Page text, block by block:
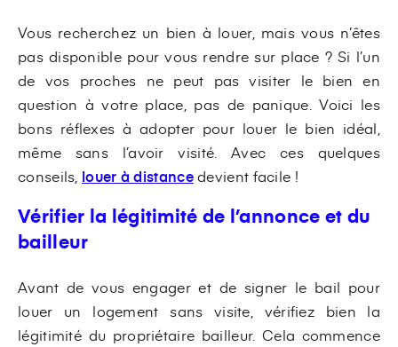
Vous recherchez un bien à louer, mais vous n’êtes
pas disponible pour vous rendre sur place ? Si l’un
de vos proches ne peut pas visiter le bien en
question à votre place, pas de panique. Voici les
bons réflexes à adopter pour louer le bien idéal,
même sans l’avoir visité. Avec ces quelques
conseils, louer à distancedevient facile !
Vérifier la légitimité de l’annonce et du
bailleur
Avant de vous engager et de signer le bail pour
louer un logement sans visite, vérifiez bien la
légitimité du propriétaire bailleur. Cela commence